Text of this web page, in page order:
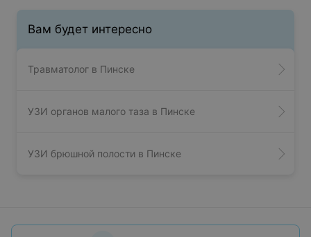
Вам будет интересно
Травматолог в Пинске
УЗИ органов малого таза в Пинске
УЗИ брюшной полости в Пинске